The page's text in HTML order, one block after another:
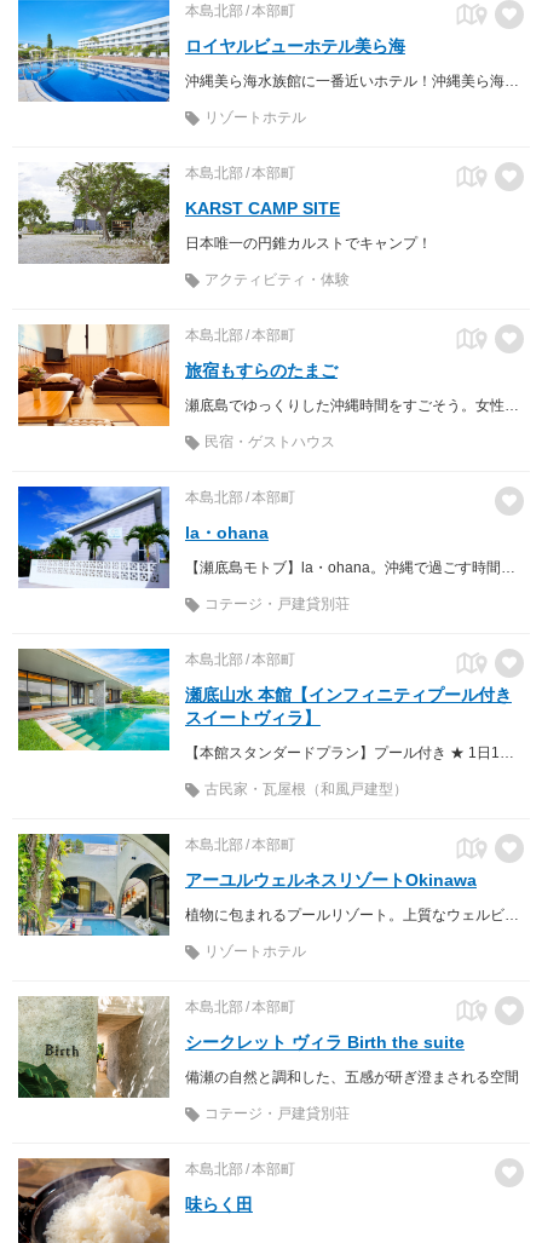
本島北部 本部町
ロイヤルビューホテル美ら海
沖縄美ら海水族館に一番近いホテル！沖縄美ら海水族館やエメラルドビーチまで徒歩約5分、備瀬のフクギ並木まで徒歩約10分と絶好のロケーション。
リゾートホテル
本島北部 本部町
KARST CAMP SITE
日本唯一の円錐カルストでキャンプ！
アクティビティ・体験
本島北部 本部町
旅宿もすらのたまご
民宿・ゲストハウス
本島北部 本部町
la・ohana
コテージ・戸建貸別荘
本島北部 本部町
瀬底山水 本館【インフィニティプール付き
スイートヴィラ】
古民家・瓦屋根（和風戸建型）
本島北部 本部町
アーユルウェルネスリゾートOkinawa
植物に包まれるプールリゾート。上質なウェルビーイングをアーユルヴェーダを軸にして自分に目覚める場所。
リゾートホテル
本島北部 本部町
シークレット ヴィラ Birth the suite
備瀬の自然と調和した、五感が研ぎ澄まされる空間
コテージ・戸建貸別荘
本島北部 本部町
味らく田